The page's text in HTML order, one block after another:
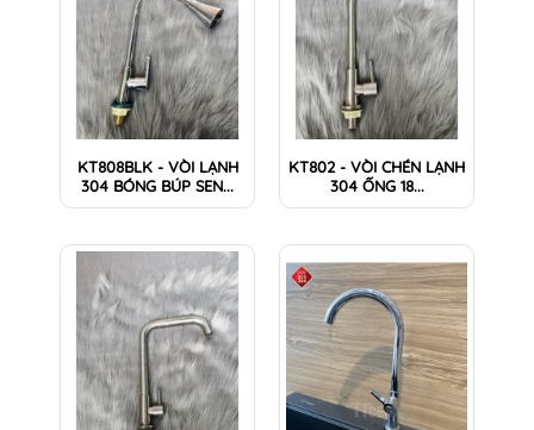
KT808BLK - VÒI LẠNH
304 BÓNG BÚP SEN...
KT802 - VÒI CHÉN LẠNH
304 ỐNG 18...